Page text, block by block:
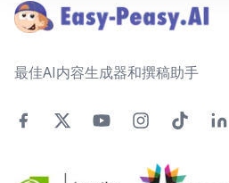
最佳AI内容生成器和撰稿助手